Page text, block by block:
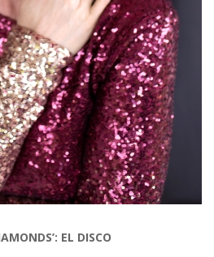
EL DISCO